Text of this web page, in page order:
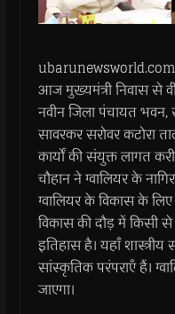
आज मुख्यमंत्री निवास से
नवीन जिला पंचायत
सावरकर सरोवर कटोरा
कार्यों की संयुक्त लागत
चौहान ने ग्वालियर के
ग्वालियर के विकास के
विकास की दौड़ में किसी से
इतिहास है। यहाँ
सांस्कृतिक परंपराएँ हैं।
जाएगा।